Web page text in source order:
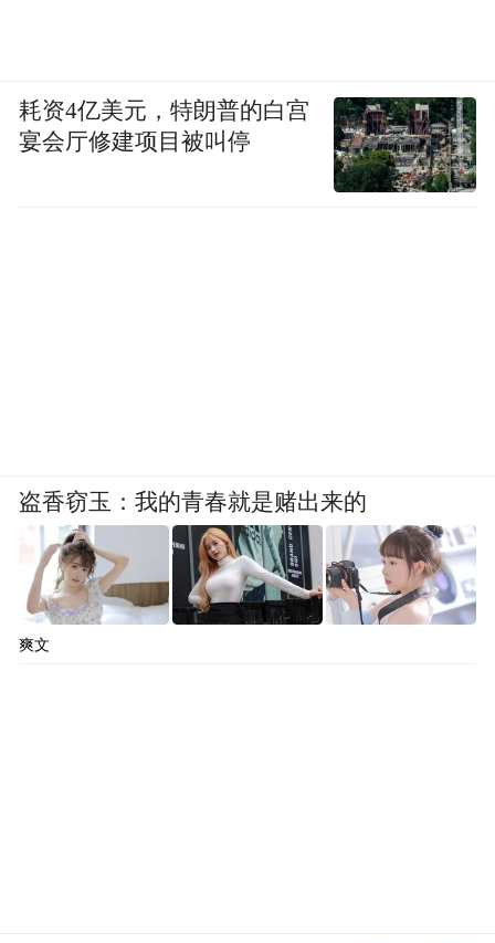
耗资4亿美元，特朗普的白宫
宴会厅修建项目被叫停
盗香窃玉：我的青春就是赌出来的
爽文